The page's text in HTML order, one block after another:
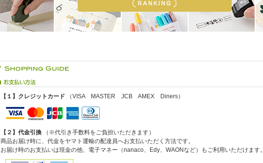
【１】クレジットカード （VISA MASTER JCB AMEX Diners）
【２】代金引換 （※代引き手数料をご負担いただきます）
商品お届け時に、代金をヤマト運輸の配達員へお支払いただく方法です。
お届け時のお支払いは現金の他、電子マネー（nanaco、Edy、WAONなど）もご利用いただけます。